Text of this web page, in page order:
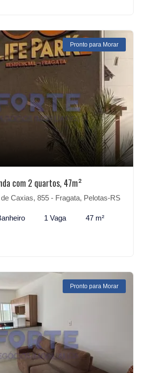
Pronto para Morar
com 2 quartos, 47m²
Caxias, 855 - Fragata, Pelotas-RS
1 Vaga 47 m²
Pronto para Morar